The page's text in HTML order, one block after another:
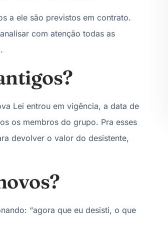
a ele são previstos em contrato.
com atenção todas as
Lei entrou em vigência, a data de
os membros do grupo. Pra esses
devolver o valor do desistente,
“agora que eu desisti, o que